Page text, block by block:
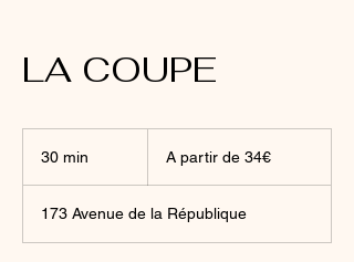
LA COUPE
30 min
i
n
A partir de 34€
173 Avenue de la République